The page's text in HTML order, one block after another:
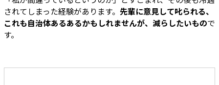
されてしまった経験があります。 先輩に意見して叱られる、
これも自治体あるあるかもしれませんが、減らしたいもので
す。